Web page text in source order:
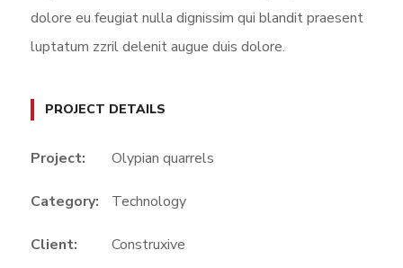
dolore eu feugiat nulla dignissim qui blandit praesent
luptatum zzril delenit augue duis dolore.
PROJECT DETAILS
Project: Olypian quarrels
Category: Technology
Client: Construxive